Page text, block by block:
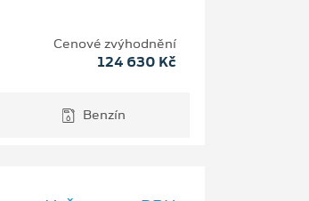
Cenové zvýhodnění
124 630 Kč
Benzín